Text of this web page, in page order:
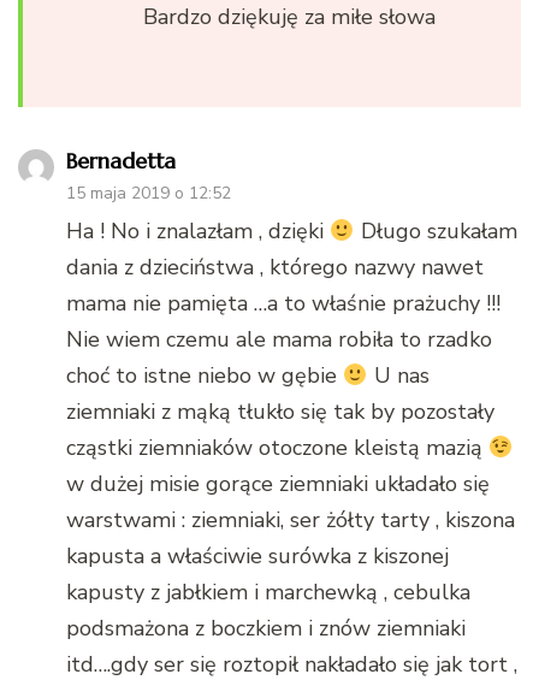
Bardzo dziękuję za miłe słowa
Bernadetta
15 maja 2019 o 12:52
Ha ! No i znalazłam , dzięki
Długo szukałam
dania z dzieciństwa , którego nazwy nawet
mama nie pamięta …a to właśnie prażuchy !!!
Nie wiem czemu ale mama robiła to rzadko
choć to istne niebo w gębie
U nas
ziemniaki z mąką tłukło się tak by pozostały
cząstki ziemniaków otoczone kleistą mazią
w dużej misie gorące ziemniaki układało się
warstwami : ziemniaki, ser żółty tarty , kiszona
kapusta a właściwie surówka z kiszonej
kapusty z jabłkiem i marchewką , cebulka
podsmażona z boczkiem i znów ziemniaki
itd….gdy ser się roztopił nakładało się jak tort ,